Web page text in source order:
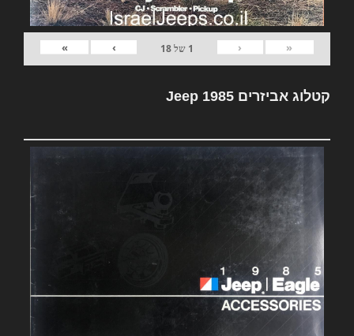
«
‹
1 של18
›
»
קטלוג אביזרים Jeep 1985